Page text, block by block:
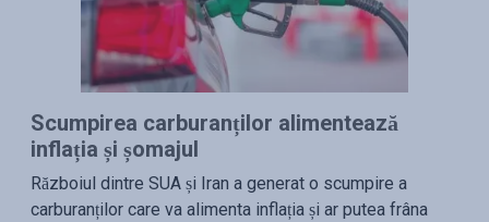
Scumpirea carburanților alimentează
inflația și șomajul
Războiul dintre SUA și Iran a generat o scumpire a
carburanților care va alimenta inflația și ar putea frâna